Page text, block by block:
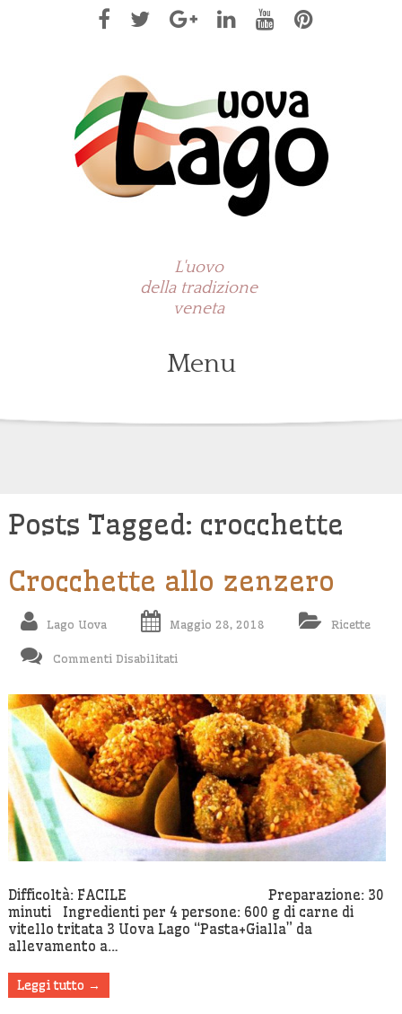
L'uovo
della tradizione
veneta
Menu
Posts Tagged: crocchette
Crocchette allo zenzero
Lago Uova Maggio 28, 2018 Ricette
Commenti Disabilitati
Allo
Zenzero
Difficoltà: FACILE Preparazione: 30
minuti Ingredienti per 4 persone: 600 g di carne di
vitello tritata 3 Uova Lago “Pasta+Gialla” da
allevamento a…
Leggi tutto →